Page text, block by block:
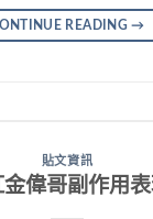
READING→
貼文資訊
偉哥副作用